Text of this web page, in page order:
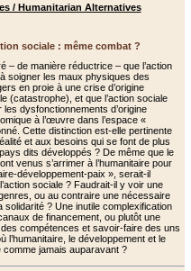
/ Humanitarian Alternatives
sociale : même combat ?
– de manière réductrice – que l’action
soigner les maux physiques des
en proie à une crise d’origine
(catastrophe), et que l’action sociale
dys­fonctionnements d’origine
à l’œuvre dans l’espace «
Cette distinction est-elle pertinente
et aux besoins qui se font de plus
dits développés ? De même que le
venus s’arrimer à l’humanitaire pour
développement-paix », serait-il
sociale ? Faudrait-il y voir une
ou au contraire une nécessaire
solidarité ? Une inutile complexification
de financement, ou plu­tôt une
compétences et savoir-faire des uns
l’humanitaire, le développement et le
jamais auparavant ?